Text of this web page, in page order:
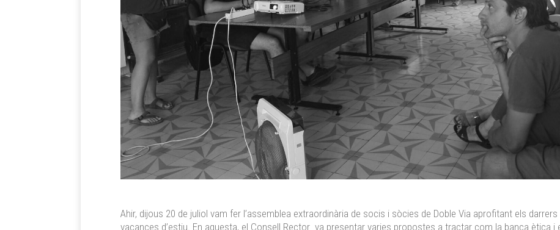
Ahir, dijous 20 de juliol vam fer l’assemblea extraordinària de socis i sòcies de Doble Via aprofitant els
vacances d’estiu. En aquesta, el Consell Rector va presentar varies propostes a tractar com la banca ètica i